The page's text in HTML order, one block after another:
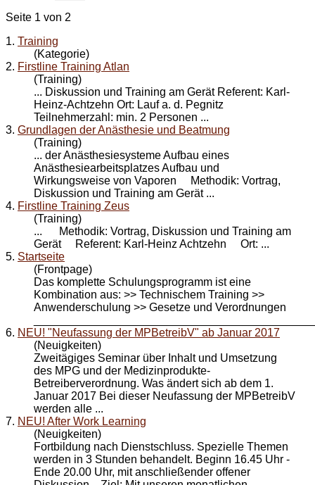
Seite 1 von 2
1. Training
(Kategorie)
2. Firstline Training Atlan
(Training)
... Diskussion und Training am Gerät Referent: Karl-
Heinz-Achtzehn Ort: Lauf a. d. Pegnitz
Teilnehmerzahl: min. 2 Personen ...
3. Grundlagen der Anästhesie und Beatmung
(Training)
... der Anästhesiesysteme Aufbau eines
Anästhesiearbeitsplatzes Aufbau und
Wirkungsweise von Vaporen Methodik: Vortrag,
Diskussion und Training am Gerät ...
4. Firstline Training Zeus
(Training)
... Methodik: Vortrag, Diskussion und Training am
Gerät Referent: Karl-Heinz Achtzehn Ort: ...
5. Startseite
(Frontpage)
Das komplette Schulungsprogramm ist eine
Kombination aus: >> Technischem Training >>
Anwenderschulung >> Gesetze und Verordnungen
6. NEU! "Neufassung der MPBetreibV" ab Januar 2017
(Neuigkeiten)
Zweitägiges Seminar über Inhalt und Umsetzung
des MPG und der Medizinprodukte-
Betreiberverordnung. Was ändert sich ab dem 1.
Januar 2017 Bei dieser Neufassung der MPBetreibV
werden alle ...
7. NEU! After Work Learning
(Neuigkeiten)
Fortbildung nach Dienstschluss. Spezielle Themen
werden in 3 Stunden behandelt. Beginn 16.45 Uhr -
Ende 20.00 Uhr, mit anschließender offener